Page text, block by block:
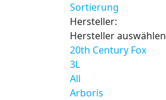
Sortierung
Hersteller:
Hersteller auswählen
20th Century Fox
3L
All
Arboris